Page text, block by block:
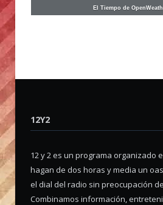
El Tiempo de
12Y2
12 y 2 es un programa organizado
hagan de dos horas y media un
el dial del radio sin preocupación
Combinamos información,